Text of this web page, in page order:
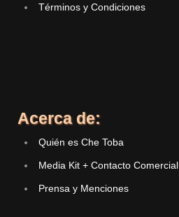
Términos y Condiciones
Acerca de:
Quién es Che Toba
Media Kit + Contacto Comercial
Prensa y Menciones